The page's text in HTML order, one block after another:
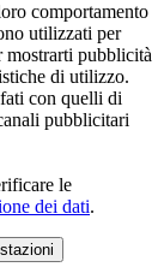
comportamento
utilizzati per
mostrarti pubblicità
di utilizzo.
con quelli di
pubblicitari
le
dei dati.